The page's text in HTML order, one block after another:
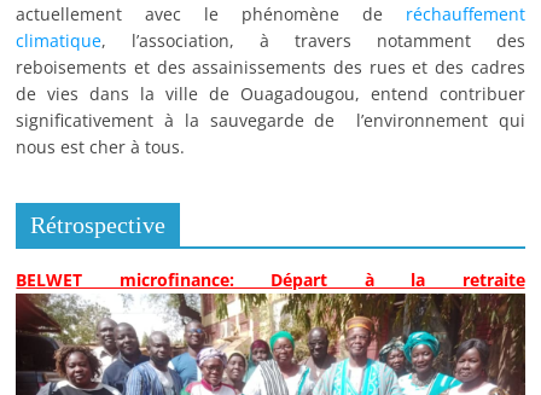
actuellement avec le phénomène de réchauffement
climatique, l’association, à travers notamment des
reboisements et des assainissements des rues et des cadres
de vies dans la ville de Ouagadougou, entend contribuer
significativement à la sauvegarde de l’environnement qui
nous est cher à tous.
Rétrospective
BELWET microfinance: Départ à la retraite